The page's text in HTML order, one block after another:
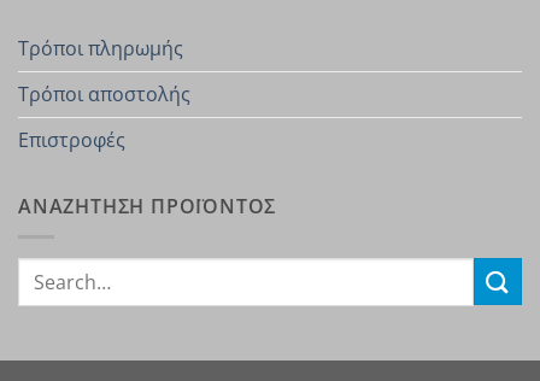
Τρόποι πληρωμής
Τρόποι αποστολής
Επιστροφές
ΑΝΑΖΗΤΗΣΗ ΠΡΟΪΟΝΤΟΣ
Search